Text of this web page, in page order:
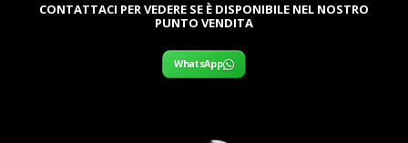
CONTATTACI PER VEDERE SE È DISPONIBILE NEL NOSTRO
PUNTO VENDITA
WhatsApp